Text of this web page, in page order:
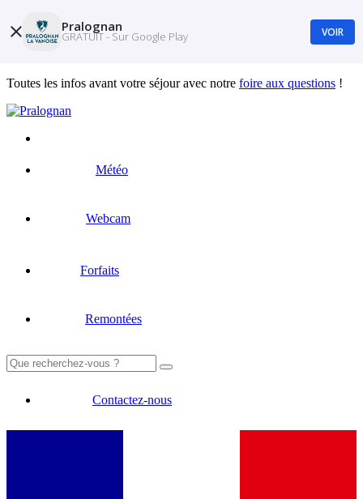
Toutes les infos avant votre séjour avec notre foire aux questions !
Météo
Webcam
Forfaits
Remontées
Rechercher :
Contactez-nous
Pralognan
GRATUIT - Sur Google Play VOIR